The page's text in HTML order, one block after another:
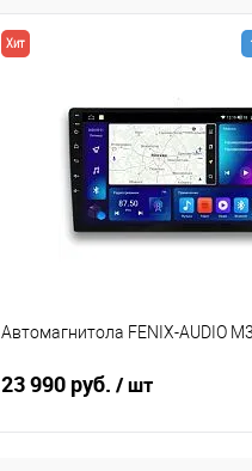
Хит
Автомагнитола FENIX-AUDIO
23 990 руб. / шт